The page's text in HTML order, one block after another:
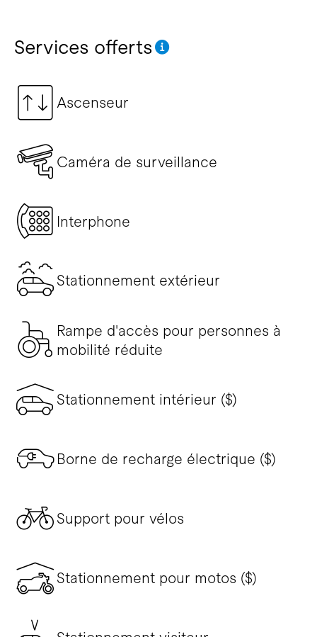
Services offerts
Ascenseur
Caméra de surveillance
Interphone
Stationnement extérieur
Rampe d'accès pour personnes à
mobilité réduite
Stationnement intérieur ($)
Borne de recharge électrique ($)
Support pour vélos
Stationnement pour motos ($)